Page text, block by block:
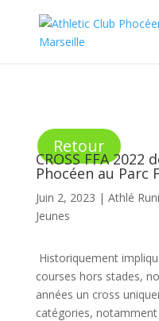
Retour
CROSS FFA 2022
Phocéen au Parc
Juin 2, 2023 | Athlé
Jeunes
Historiquement
courses hors stades,
années un cross
catégories,